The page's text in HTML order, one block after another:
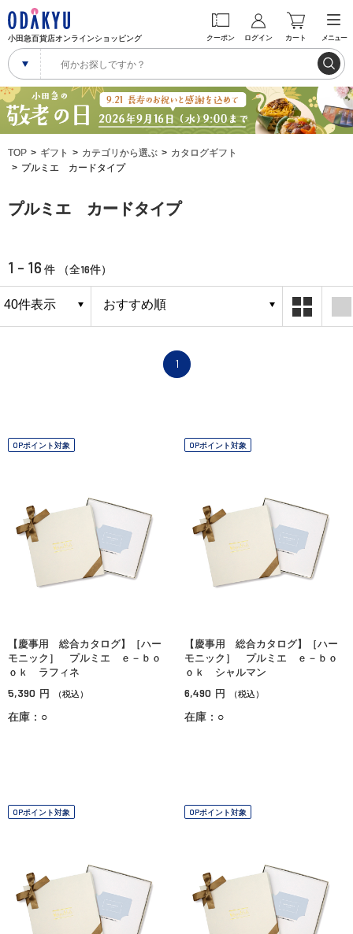
小田急百貨店オンラインショッピング クーポン ログイン カート メニュー
TOP ギフト カテゴリから選ぶ
カタログギフト
プルミエ カードタイプ
プルミエ カードタイプ
1 - 16 件 （全16件）
1
OPポイント対象
【慶事用 総合カタログ】［ハー
モニック］ プルミエ ｅ－ｂｏ
ｏｋ ラフィネ
5,390 円 （税込）
在庫：○
OPポイント対象
【慶事用 総合カタログ】［ハー
モニック］ プルミエ ｅ－ｂｏ
ｏｋ シャルマン
6,490 円 （税込）
在庫：○
OPポイント対象 OPポイント対象